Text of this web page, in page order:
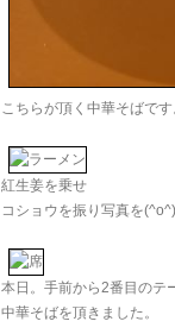
こちらが頂く中華そばです
紅生姜を乗せ
コショウを振り写真を(^o^)
本日。手前から2番目のテ
中華そばを頂きました。